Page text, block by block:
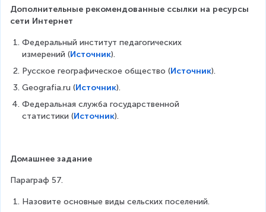
Дополнительные рекомендованные ссылки на ресурсы
сети Интернет
Федеральный институт педагогических
измерений (Источник).
Русское географическое общество (Источник).
Geografia.ru (Источник).
Федеральная служба государственной
статистики (Источник).
Домашнее задание
Параграф 57.
Назовите основные виды сельских поселений.